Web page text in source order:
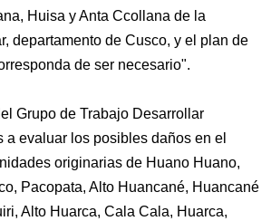
Huisa y Anta Ccollana de la
departamento de Cusco, y el plan de
de ser necesario".
Grupo de Trabajo Desarrollar
a evaluar los posibles daños en el
originarias de Huano Huano,
Pacopata, Alto Huancané, Huancané
Alto Huarca, Cala Cala, Huarca,